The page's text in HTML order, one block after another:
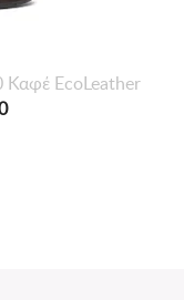
Καφέ EcoLeather